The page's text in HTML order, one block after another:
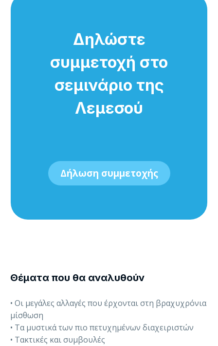
Δηλώστε
συμμετοχή στο
σεμινάριο της
Λεμεσού
Δήλωση συμμετοχής
Θέματα που θα αναλυθούν
• Οι μεγάλες αλλαγές που έρχονται στη βραχυχρόνια
μίσθωση
• Τα μυστικά των πιο πετυχημένων διαχειριστών
• Τακτικές και συμβουλές